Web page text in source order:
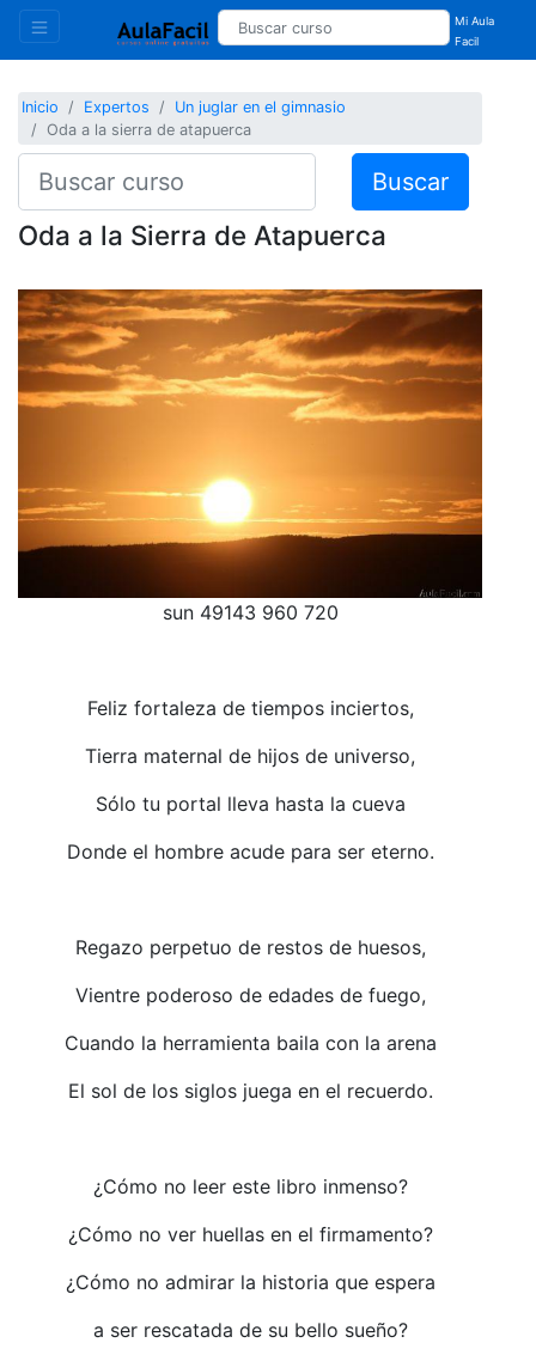
Mi Aula
Facil
Inicio Expertos
Un juglar en el gimnasio
Oda a la sierra de atapuerca
Buscar
Oda a la Sierra de Atapuerca
sun 49143 960 720
Feliz fortaleza de tiempos inciertos,
Tierra maternal de hijos de universo,
Sólo tu portal lleva hasta la cueva
Donde el hombre acude para ser eterno.
Regazo perpetuo de restos de huesos,
Vientre poderoso de edades de fuego,
Cuando la herramienta baila con la arena
El sol de los siglos juega en el recuerdo.
¿Cómo no leer este libro inmenso?
¿Cómo no ver huellas en el firmamento?
¿Cómo no admirar la historia que espera
a ser rescatada de su bello sueño?